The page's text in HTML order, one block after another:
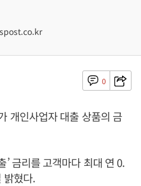
0
개인사업자 대출 상품의 금
’ 금리를 고객마다 최대 연 0.
밝혔다.